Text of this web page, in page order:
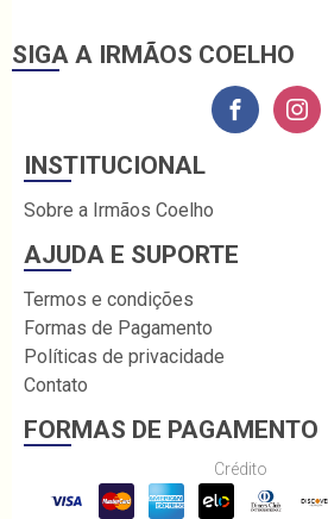
SIGA A IRMÃOS COELHO
INSTITUCIONAL
Sobre a Irmãos Coelho
AJUDA E SUPORTE
Termos e condições
Formas de Pagamento
Políticas de privacidade
Contato
FORMAS DE PAGAMENTO
Crédito